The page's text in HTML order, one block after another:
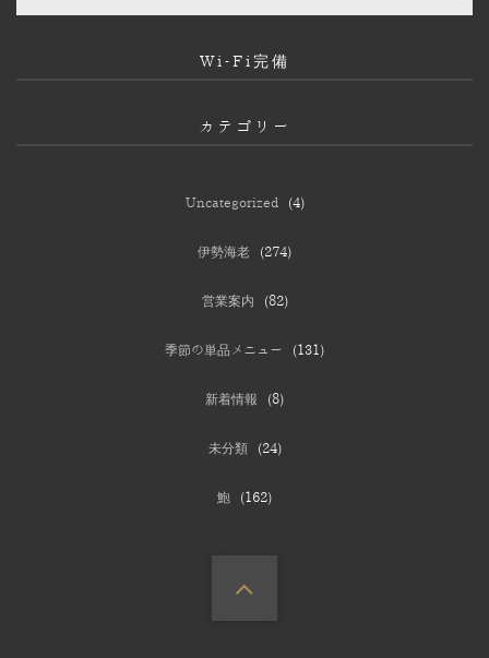
Wi-Fi完備
カテゴリー
Uncategorized(4)
伊勢海老 (274)
営業案内 (82)
季節の単品メニュー (131)
新着情報 (8)
未分類(24)
鮑 (162)